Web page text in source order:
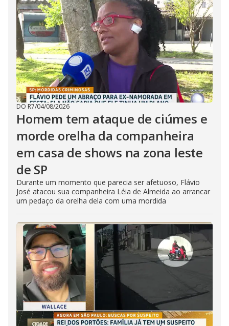
DO R7/04/08/2026
Homem tem ataque de ciúmes e
morde orelha da companheira
em casa de shows na zona leste
de SP
Durante um momento que parecia ser afetuoso, Flávio
José atacou sua companheira Léia de Almeida ao arrancar
um pedaço da orelha dela com uma mordida